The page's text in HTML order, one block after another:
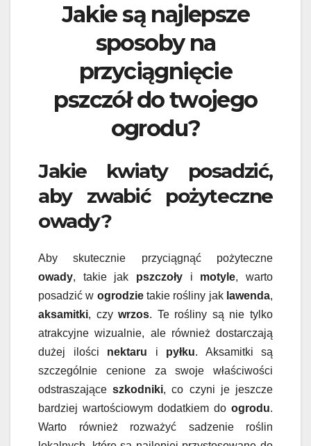
Jakie są najlepsze
sposoby na
przyciągnięcie
pszczół do twojego
ogrodu?
Jakie kwiaty posadzić,
aby zwabić pożyteczne
owady?
Aby skutecznie przyciągnąć pożyteczne
owady, takie jak pszczoły i motyle, warto
posadzić w ogrodzietakie rośliny jak lawenda,
aksamitki, czywrzos. Te rośliny są nie tylko
atrakcyjne wizualnie, ale również dostarczają
dużej ilości nektaru i pyłku. Aksamitki są
szczególnie cenione za swoje właściwości
odstraszająceszkodniki, co czyni je jeszcze
bardziej wartościowym dodatkiem do ogrodu.
Warto również rozważyć sadzenie roślin